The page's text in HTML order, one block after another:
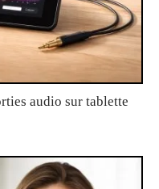
audio sur tablette